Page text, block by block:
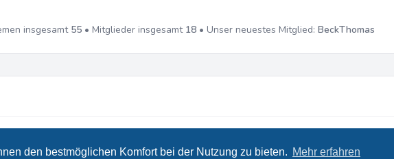
den bestmöglichen Komfort bei der Nutzung zu bieten. Mehr erfahren
insgesamt 55 • Mitglieder insgesamt 18 • Unser neuestes Mitglied: BeckThomas